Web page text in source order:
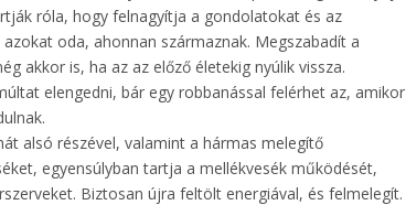
róla, hogy felnagyítja a gondolatokat és az
oda, ahonnan származnak. Megszabadít a
akkor is, ha az az előző életekig nyúlik vissza.
elengedni, bár egy robbanással felérhet az, amikor
alsó részével, valamint a hármas melegítő
egyensúlyban tartja a mellékvesék működését,
Biztosan újra feltölt energiával, és felmelegít.